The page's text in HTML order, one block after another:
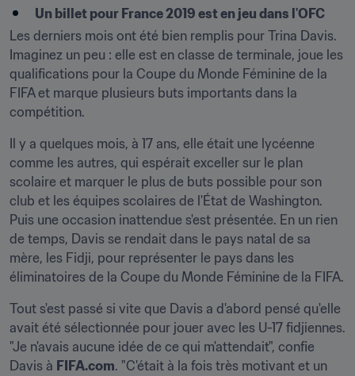
Un billet pour France 2019 est en jeu dans l'OFC
Les derniers mois ont été bien remplis pour Trina Davis.
Imaginez un peu : elle est en classe de terminale, joue les
qualifications pour la Coupe du Monde Féminine de la
FIFA et marque plusieurs buts importants dans la
compétition.
Il y a quelques mois, à 17 ans, elle était une lycéenne
comme les autres, qui espérait exceller sur le plan
scolaire et marquer le plus de buts possible pour son
club et les équipes scolaires de l'État de Washington.
Puis une occasion inattendue s'est présentée. En un rien
de temps, Davis se rendait dans le pays natal de sa
mère, les Fidji, pour représenter le pays dans les
éliminatoires de la Coupe du Monde Féminine de la FIFA.
Tout s'est passé si vite que Davis a d'abord pensé qu'elle
avait été sélectionnée pour jouer avec les U-17 fidjiennes.
"Je n'avais aucune idée de ce qui m'attendait", confie
Davis à FIFA.com. "C'était à la fois très motivant et un